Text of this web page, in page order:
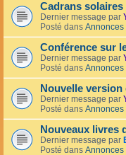
Cadrans
Dernier message par
Posté dans Annonces
Conférence sur
Dernier message par
Posté dans Annonces
Nouvelle
Dernier message par
Posté dans Annonces
Nouveaux livres
Dernier message par
Posté dans Annonces